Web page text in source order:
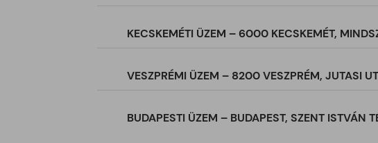
KECSKEMÉTI ÜZEM – 6000 KECSKEMÉT,
VESZPRÉMI ÜZEM – 8200 VESZPRÉM, JUTASI
BUDAPESTI ÜZEM – BUDAPEST, SZENT ISTVÁN